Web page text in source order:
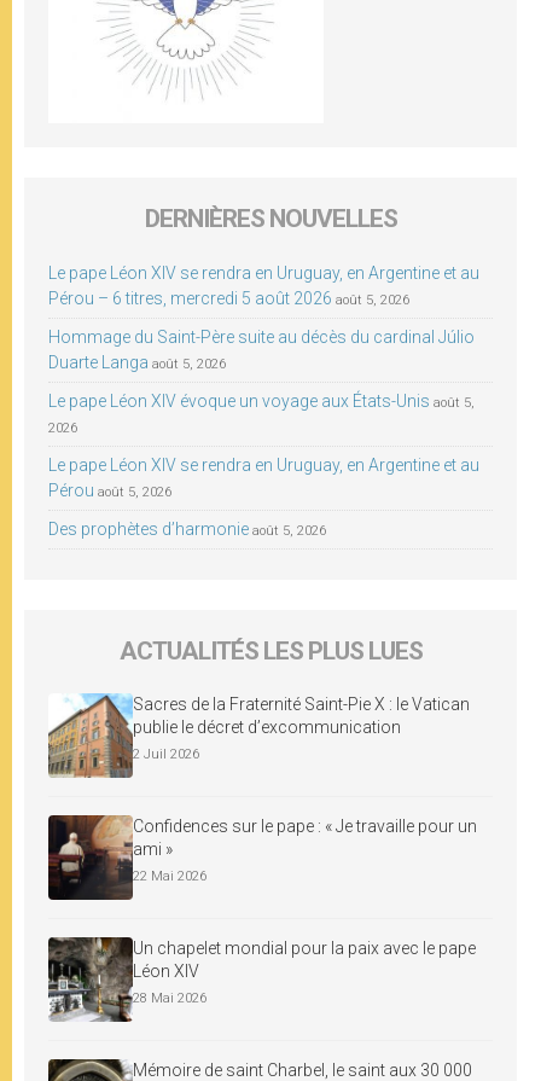
DERNIÈRES NOUVELLES
Le pape Léon XIV se rendra en Uruguay, en Argentine et au
Pérou – 6 titres, mercredi 5 août 2026 août 5, 2026
Hommage du Saint-Père suite au décès du cardinal Júlio
Duarte Langa août 5, 2026
Le pape Léon XIV évoque un voyage aux États-Unis août 5,
2026
Le pape Léon XIV se rendra en Uruguay, en Argentine et au
Pérou août 5, 2026
Des prophètes d’harmonie août 5, 2026
ACTUALITÉS LES PLUS LUES
Sacres de la Fraternité Saint-Pie X : le Vatican
publie le décret d’excommunication
2 Juil 2026
Confidences sur le pape : « Je travaille pour un
ami »
22 Mai 2026
Un chapelet mondial pour la paix avec le pape
Léon XIV
28 Mai 2026
Mémoire de saint Charbel, le saint aux 30 000